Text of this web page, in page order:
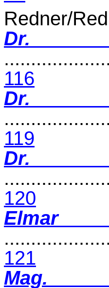
Redner/
Dr.
116
Dr.
119
Dr.
120
121